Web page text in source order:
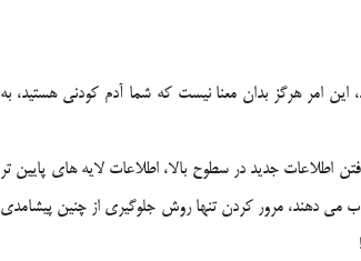
امر هرگز بدان معنا نيست كه شما آدم كودني هستيد، به
اطلاعات جديد در سطوح بالا، اطلاعات لايه هاي پايين تر
مي دهند، مرور كردن تنها روش جلوگيري از چنين پيشامدي